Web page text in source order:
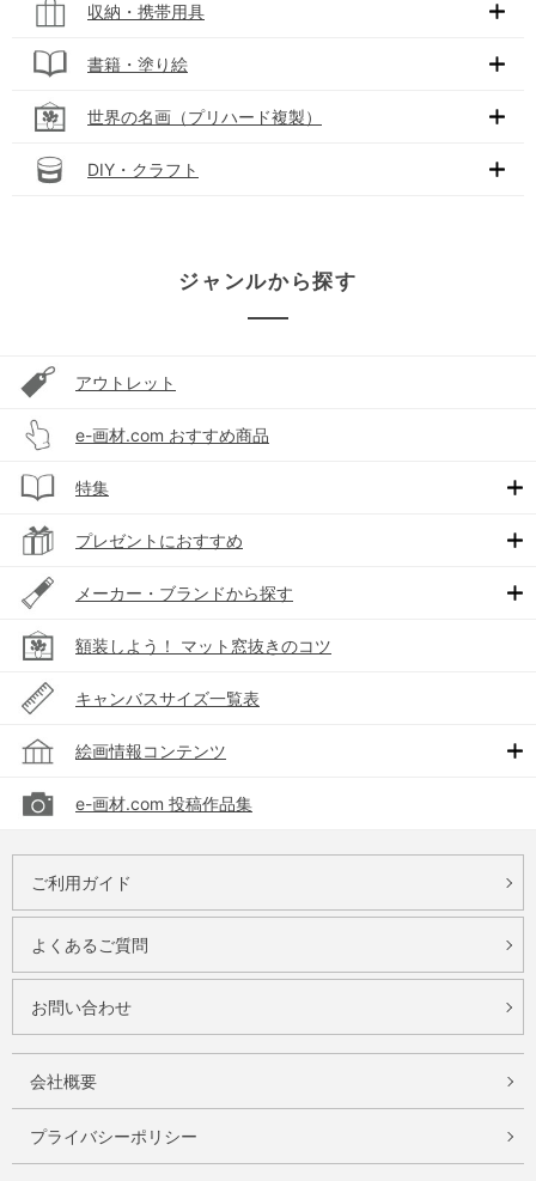
収納・携帯用具
書籍・塗り絵
世界の名画（プリハード複製）
DIY・クラフト
ジャンルから探す
アウトレット
e-画材.com おすすめ商品
特集
プレゼントにおすすめ
メーカー・ブランドから探す
額装しよう！ マット窓抜きのコツ
キャンバスサイズ一覧表
絵画情報コンテンツ
e-画材.com 投稿作品集
ご利用ガイド
よくあるご質問
お問い合わせ
会社概要
プライバシーポリシー